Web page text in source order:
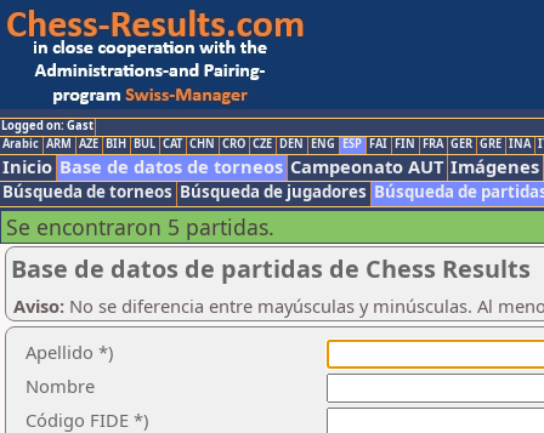
Logged on: Gast
Arabic ARM AZE BIH BUL CAT CHN CRO CZE DEN ENG ESP FAI FIN FRA GER GRE INA
Inicio Base de datos de torneos Campeonato AUT Imágenes
Búsqueda de torneos Búsqueda de jugadores Búsqueda de
Se encontraron 5 partidas.
Base de datos de partidas de Chess Results
Aviso: No se diferencia entre mayúsculas y minúsculas. Al
Apellido *)
Nombre
Código FIDE *)